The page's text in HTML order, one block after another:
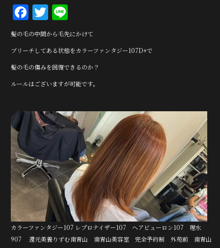
F
a
c
e
b
o
o
k
T
w
it
te
r
n
e
髪の毛の中間から毛先にかけて
ブリーチしてある状態をカラーファンタジー107D+で
髪の毛の傷みを回復できるのか？
ルールはございますが可能です。
カラーファンタジー107 レプロナイザー107 ヘアビューロン107 理水
907 還元美養りずむ南青山 南青山美容室 完全予約制 外苑前 南青山